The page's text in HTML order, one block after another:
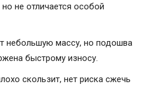
не отличается особой
небольшую массу, но подошва
быстрому износу.
скользит, нет риска сжечь